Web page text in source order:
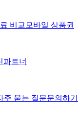
비교 모바일 상품권
파트너
주 묻는 질문문의하기